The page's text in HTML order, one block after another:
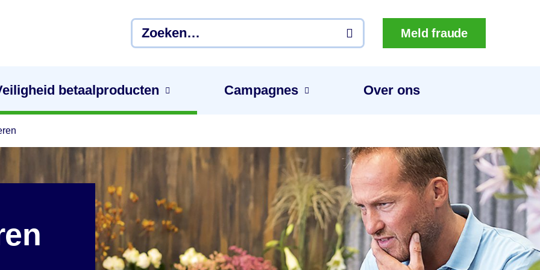
Meld fraude
betaal­producten Campagnes Over ons